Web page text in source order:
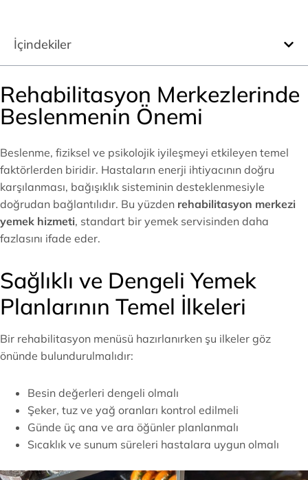
İçindekiler
Rehabilitasyon Merkezlerinde
Beslenmenin Önemi
Beslenme, fiziksel ve psikolojik iyileşmeyi etkileyen temel
faktörlerden biridir. Hastaların enerji ihtiyacının doğru
karşılanması, bağışıklık sisteminin desteklenmesiyle
doğrudan bağlantılıdır. Bu yüzden rehabilitasyon merkezi
yemek hizmeti, standart bir yemek servisinden daha
fazlasını ifade eder.
Sağlıklı ve Dengeli Yemek
Planlarının Temel İlkeleri
Bir rehabilitasyon menüsü hazırlanırken şu ilkeler göz
önünde bulundurulmalıdır:
Besin değerleri dengeli olmalı
Şeker, tuz ve yağ oranları kontrol edilmeli
Günde üç ana ve ara öğünler planlanmalı
Sıcaklık ve sunum süreleri hastalara uygun olmalı